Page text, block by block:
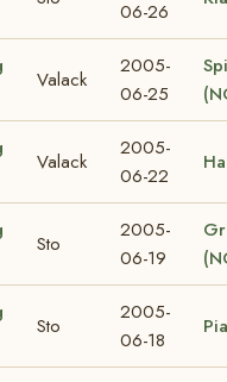
06-26
Valack
2005-
06-25
Valack
2005-
06-22
Sto
2005-
06-19
Sto
2005-
06-18